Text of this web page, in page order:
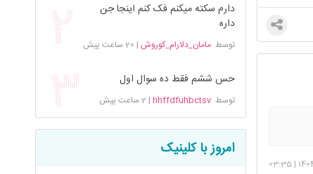
دارم
|
03:35
دارم سکته میکنم فک کنم اینجا جن
داره
توسطمامان_دلارام_کوروش | 20 ساعت پیش
حس ششم فقط ده سوال اول
توسطhhffdfuhbctsv
| 2 ساعت پیش
امروز با کلینیک